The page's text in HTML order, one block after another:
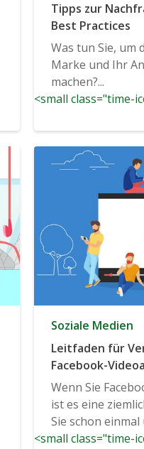
Tipps zur
Best Practices
Was tun Sie, um
Marke und Ihr
machen?...
<small class="time-
Soziale Medien
Leitfaden für
Facebook-
Wenn Sie
ist es eine
Sie schon einmal
<small class="time-